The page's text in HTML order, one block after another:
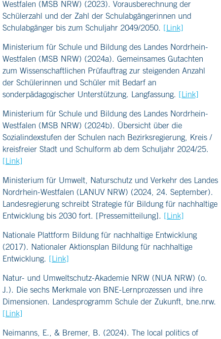
Westfalen (MSB NRW) (2023). Vorausberechnung der
Schülerzahl und der Zahl der Schulabgängerinnen und
Schulabgänger bis zum Schuljahr 2049/2050. [Link]
Ministerium für Schule und Bildung des Landes Nordrhein-
Westfalen (MSB NRW) (2024a). Gemeinsames Gutachten
zum Wissenschaftlichen Prüfauftrag zur steigenden Anzahl
der Schülerinnen und Schüler mit Bedarf an
sonderpädagogischer Unterstützung. Langfassung. [Link]
Ministerium für Schule und Bildung des Landes Nordrhein-
Westfalen (MSB NRW) (2024b). Übersicht über die
Sozialindexstufen der Schulen nach Bezirksregierung, Kreis /
kreisfreier Stadt und Schulform ab dem Schuljahr 2024/25.
[Link]
Ministerium für Umwelt, Naturschutz und Verkehr des Landes
Nordrhein-Westfalen (LANUV NRW) (2024, 24. September).
Landesregierung schreibt Strategie für Bildung für nachhaltige
Entwicklung bis 2030 fort. [Pressemitteilung]. [Link]
Nationale Plattform Bildung für nachhaltige Entwicklung
(2017). Nationaler Aktionsplan Bildung für nachhaltige
Entwicklung. [Link]
Natur- und Umweltschutz-Akademie NRW (NUA NRW) (o.
J.). Die sechs Merkmale von BNE-Lernprozessen und ihre
Dimensionen. Landesprogramm Schule der Zukunft, bne.nrw.
[Link]
Neimanns, E., & Bremer, B. (2024). The local politics of